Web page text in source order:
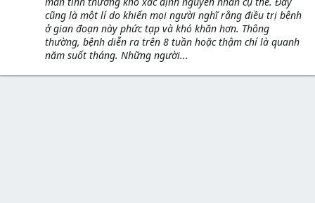
cũng là một lí do khiến mọi người nghĩ rằng điều trị bệnh
ở gian đoạn này phức tạp và khó khăn hơn. Thông
thường, bệnh diễn ra trên 8 tuần hoặc thậm chí là quanh
năm suốt tháng. Những người...